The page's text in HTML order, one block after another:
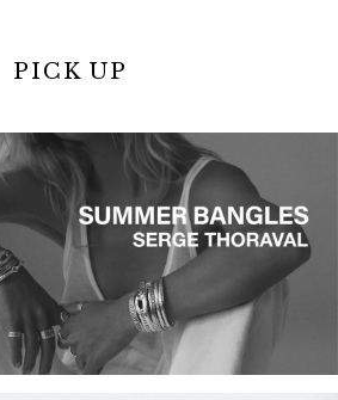
PICK UP